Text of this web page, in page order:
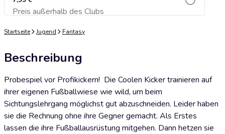
Preis außerhalb des ClubsZum Warenkorb hinzufügen
Startseite Jugend Fantasy
Beschreibung
Probespiel vor Profikickern! Die Coolen Kicker trainieren auf
ihrer eigenen Fußballwiese wie wild, um beim
Sichtungslehrgang möglichst gut abzuschneiden. Leider haben
sie die Rechnung ohne ihre Gegner gemacht. Als Erstes
lassen die ihre Fußballausrüstung mitgehen. Dann hetzen sie